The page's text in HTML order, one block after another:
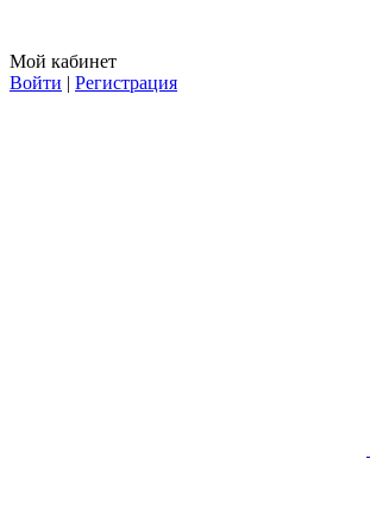
Мой кабинет
Войти | Регистрация